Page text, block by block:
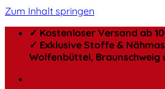
Zum Inhalt springen
✓ Kostenloser Versand ab
✓ Exklusive Stoffe &
Wolfenbüttel, Braunschweig